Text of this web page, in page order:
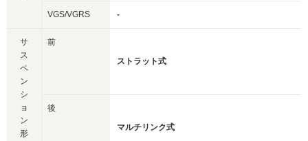
VGS/VGRS -
サ
ス
ペ
ン
シ
ョ
ン
形
前
ストラット式
後
マルチリンク式